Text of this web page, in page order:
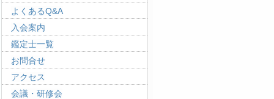
よくあるQ&A
入会案内
鑑定士一覧
お問合せ
アクセス
会議・研修会